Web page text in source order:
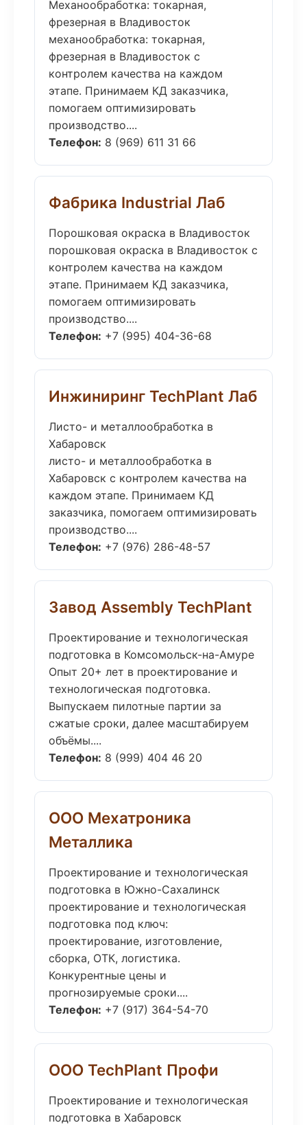
Механообработка: токарная,
фрезерная в Владивосток
механообработка: токарная,
фрезерная в Владивосток с
контролем качества на каждом
этапе. Принимаем КД заказчика,
помогаем оптимизировать
производство....
Телефон: 8 (969) 611 31 66
Фабрика Industrial Лаб
Порошковая окраска в Владивосток
порошковая окраска в Владивосток с
контролем качества на каждом
этапе. Принимаем КД заказчика,
помогаем оптимизировать
производство....
Телефон: +7 (995) 404-36-68
Инжиниринг TechPlant Лаб
Листо- и металлообработка в
Хабаровск
листо- и металлообработка в
Хабаровск с контролем качества на
каждом этапе. Принимаем КД
заказчика, помогаем оптимизировать
производство....
Телефон: +7 (976) 286-48-57
Завод Assembly TechPlant
Проектирование и технологическая
подготовка в Комсомольск-на-Амуре
Опыт 20+ лет в проектирование и
технологическая подготовка.
Выпускаем пилотные партии за
сжатые сроки, далее масштабируем
объёмы....
Телефон: 8 (999) 404 46 20
ООО Мехатроника
Металлика
Проектирование и технологическая
подготовка в Южно-Сахалинск
проектирование и технологическая
подготовка под ключ:
проектирование, изготовление,
сборка, ОТК, логистика.
Конкурентные цены и
прогнозируемые сроки....
Телефон: +7 (917) 364-54-70
ООО TechPlant Профи
Проектирование и технологическая
подготовка в Хабаровск